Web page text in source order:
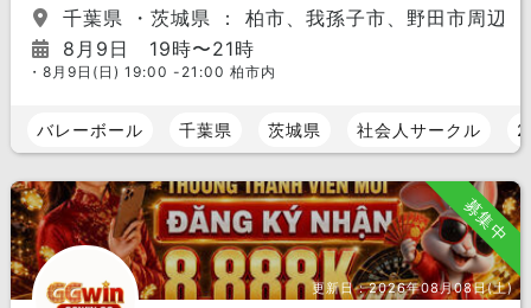
千葉県 ・茨城県 ： 柏市、我孫子市、野田市周辺
8月9日 19時〜21時
・8月9日(日) 19:00 -21:00 柏市内
バレーボール 千葉県 茨城県 社会人サークル
募集中
更新日：2026年08月08日(土)